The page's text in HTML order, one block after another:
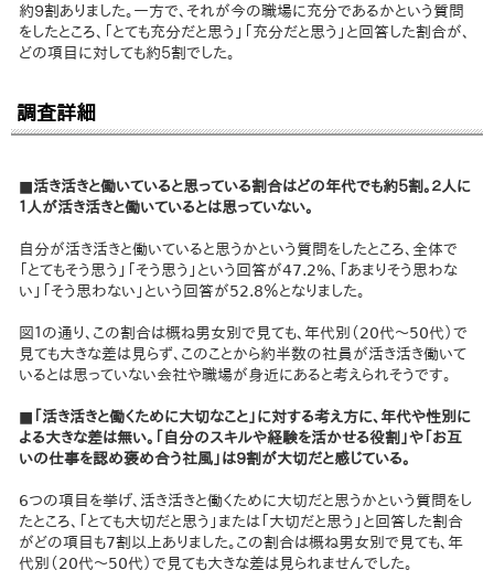
約９割ありました。一方で、それが今の職場に充分であるかという質問
をしたところ、「とても充分だと思う」「充分だと思う」と回答した割合が、
どの項目に対しても約５割でした。
調査詳細
■活き活きと働いていると思っている割合はどの年代でも約５割。２人に
１人が活き活きと働いているとは思っていない。
自分が活き活きと働いていると思うかという質問をしたところ、全体で
「とてもそう思う」「そう思う」という回答が47.2%、「あまりそう思わな
い」「そう思わない」という回答が52.8％となりました。
図１の通り、この割合は概ね男女別で見ても、年代別（20代〜50代）で
見ても大きな差は見らず、このことから約半数の社員が活き活き働いて
いるとは思っていない会社や職場が身近にあると考えられそうです。
■「活き活きと働くために大切なこと」に対する考え方に、年代や性別に
よる大きな差は無い。「自分のスキルや経験を活かせる役割」や「お互
いの仕事を認め褒め合う社風」は９割が大切だと感じている。
6つの項目を挙げ、活き活きと働くために大切だと思うかという質問をし
たところ、「とても大切だと思う」または「大切だと思う」と回答した割合
がどの項目も7割以上ありました。この割合は概ね男女別で見ても、年
代別（20代〜50代）で見ても大きな差は見られませんでした。